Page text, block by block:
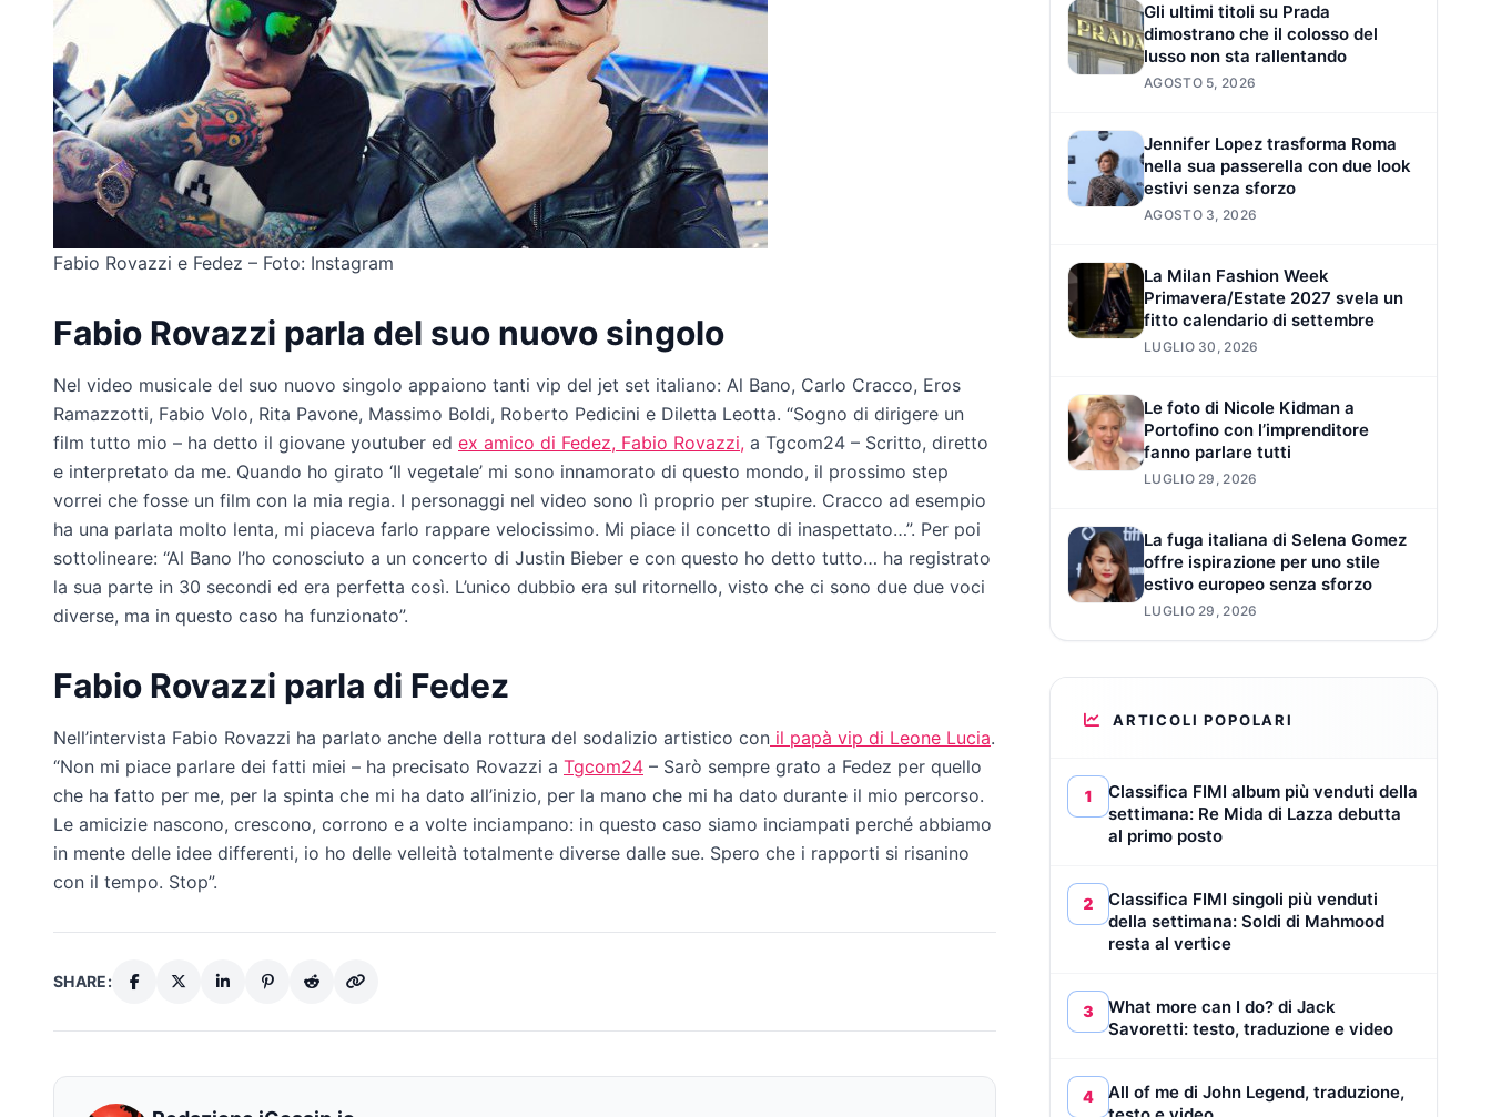
Fabio Rovazzi e Fedez – Foto: Instagram
Fabio Rovazzi parla del suo nuovo singolo
Nel video musicale del suo nuovo singolo appaiono tanti vip del jet set italiano: Al Bano, Carlo Cracco, Eros
Ramazzotti, Fabio Volo, Rita Pavone, Massimo Boldi, Roberto Pedicini e Diletta Leotta. “Sogno di dirigere un
film tutto mio – ha detto il giovane youtuber ed ex amico di Fedez, Fabio Rovazzi, a Tgcom24 – Scritto, diretto
e interpretato da me. Quando ho girato ‘Il vegetale’ mi sono innamorato di questo mondo, il prossimo step
vorrei che fosse un film con la mia regia. I personaggi nel video sono lì proprio per stupire. Cracco ad esempio
ha una parlata molto lenta, mi piaceva farlo rappare velocissimo. Mi piace il concetto di inaspettato…”. Per poi
sottolineare: “Al Bano l’ho conosciuto a un concerto di Justin Bieber e con questo ho detto tutto… ha registrato
la sua parte in 30 secondi ed era perfetta così. L’unico dubbio era sul ritornello, visto che ci sono due due voci
diverse, ma in questo caso ha funzionato”.
Fabio Rovazzi parla di Fedez
Nell’intervista Fabio Rovazzi ha parlato anche della rottura del sodalizio artistico con il papà vip di Leone Lucia.
“Non mi piace parlare dei fatti miei – ha precisato Rovazzi a Tgcom24 – Sarò sempre grato a Fedez per quello
che ha fatto per me, per la spinta che mi ha dato all’inizio, per la mano che mi ha dato durante il mio percorso.
Le amicizie nascono, crescono, corrono e a volte inciampano: in questo caso siamo inciampati perché abbiamo
in mente delle idee differenti, io ho delle velleità totalmente diverse dalle sue. Spero che i rapporti si risanino
con il tempo. Stop”.
SHARE:
Gli ultimi titoli su Prada
dimostrano che il colosso del
lusso non sta rallentando
AGOSTO 5, 2026
Jennifer Lopez trasforma Roma
nella sua passerella con due look
estivi senza sforzo
AGOSTO 3, 2026
La Milan Fashion Week
Primavera/Estate 2027 svela un
fitto calendario di settembre
LUGLIO 30, 2026
Le foto di Nicole Kidman a
Portofino con l’imprenditore
fanno parlare tutti
LUGLIO 29, 2026
La fuga italiana di Selena Gomez
offre ispirazione per uno stile
estivo europeo senza sforzo
LUGLIO 29, 2026
ARTICOLI POPOLARI
1
Classifica FIMI album più venduti della
settimana: Re Mida di Lazza debutta
al primo posto
2
Classifica FIMI singoli più venduti
della settimana: Soldi di Mahmood
resta al vertice
3
What more can I do? di Jack
Savoretti: testo, traduzione e video
4
All of me di John Legend, traduzione,